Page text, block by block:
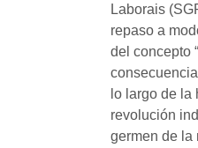
Laborais
repaso a
del concepto
lo largo de la
revolución
germen de la